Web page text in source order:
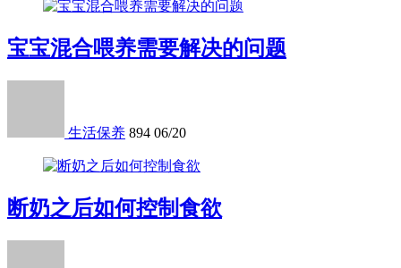
宝宝混合喂养需要解决的问题
生活保养 894 06/20
断奶之后如何控制食欲